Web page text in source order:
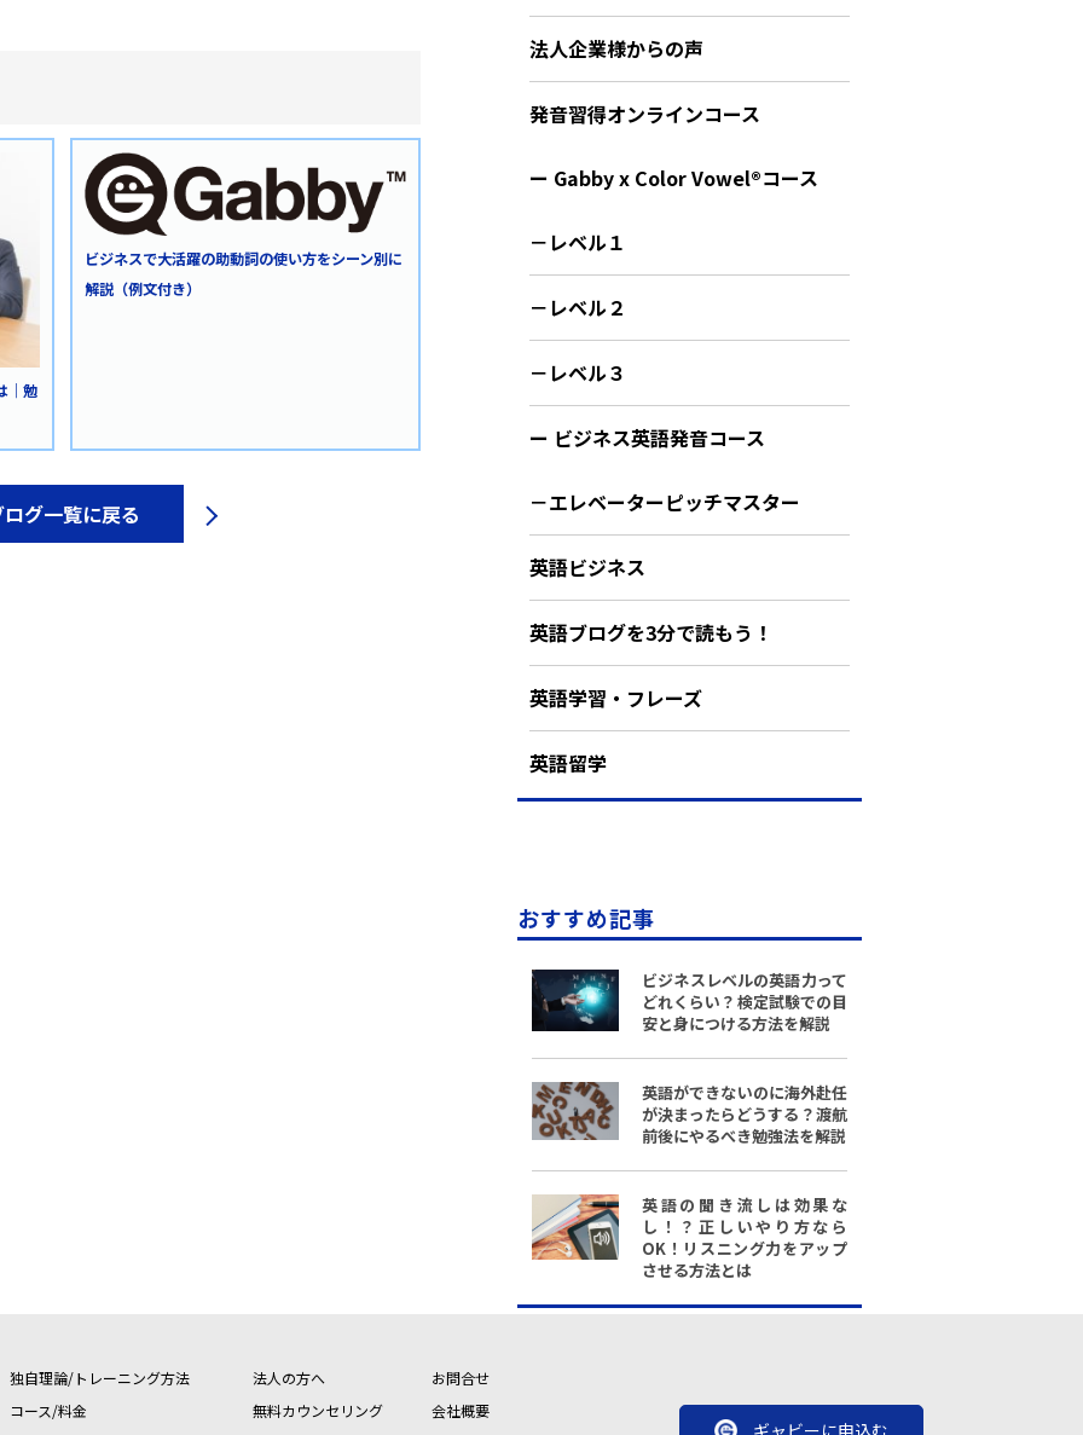
｜勉
ビジネスで大活躍の助動詞の使い方をシーン別に
解説（例文付き）
グ一覧に戻る
法人企業様からの声
発音習得オンラインコース
ー Gabby x Color Vowel®︎コース
－レベル１
－レベル２
－レベル３
ー ビジネス英語発音コース
－エレベーターピッチマスター
英語ビジネス
英語ブログを3分で読もう！
英語学習・フレーズ
英語留学
おすすめ記事
ビジネスレベルの英語力って
どれくらい？検定試験での目
安と身につける方法を解説
英語ができないのに海外赴任
が決まったらどうする？渡航
前後にやるべき勉強法を解説
英語の聞き流しは効果な
し！？正しいやり方なら
OK！リスニング力をアップ
させる方法とは
独自理論/トレーニング方法
コース/料金
法人の方へ
無料カウンセリング
お問合せ
会社概要